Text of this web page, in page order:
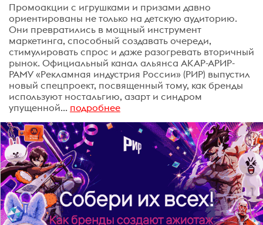
Промоакции с игрушками и призами давно
ориентированы не только на детскую аудиторию.
Они превратились в мощный инструмент
маркетинга, способный создавать очереди,
стимулировать спрос и даже разогревать вторичный
рынок. Официальный канал альянса АКАР-АРИР-
РАМУ «Рекламная индустрия России» (РИР) выпустил
новый спецпроект, посвященный тому, как бренды
используют ностальгию, азарт и синдром
упущенной... подробнее